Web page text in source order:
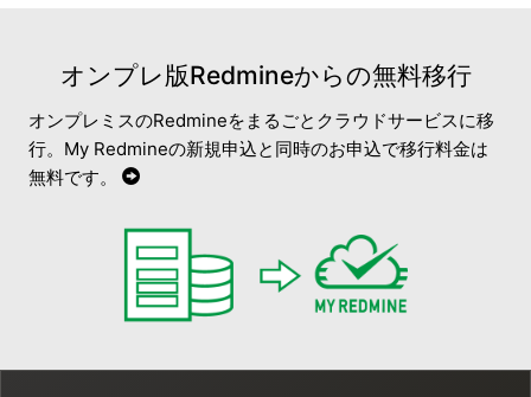
オンプレ版Redmineからの無料移行
オンプレミスのRedmineをまるごとクラウドサービスに移
行。My Redmineの新規申込と同時のお申込で移行料金は
無料です。